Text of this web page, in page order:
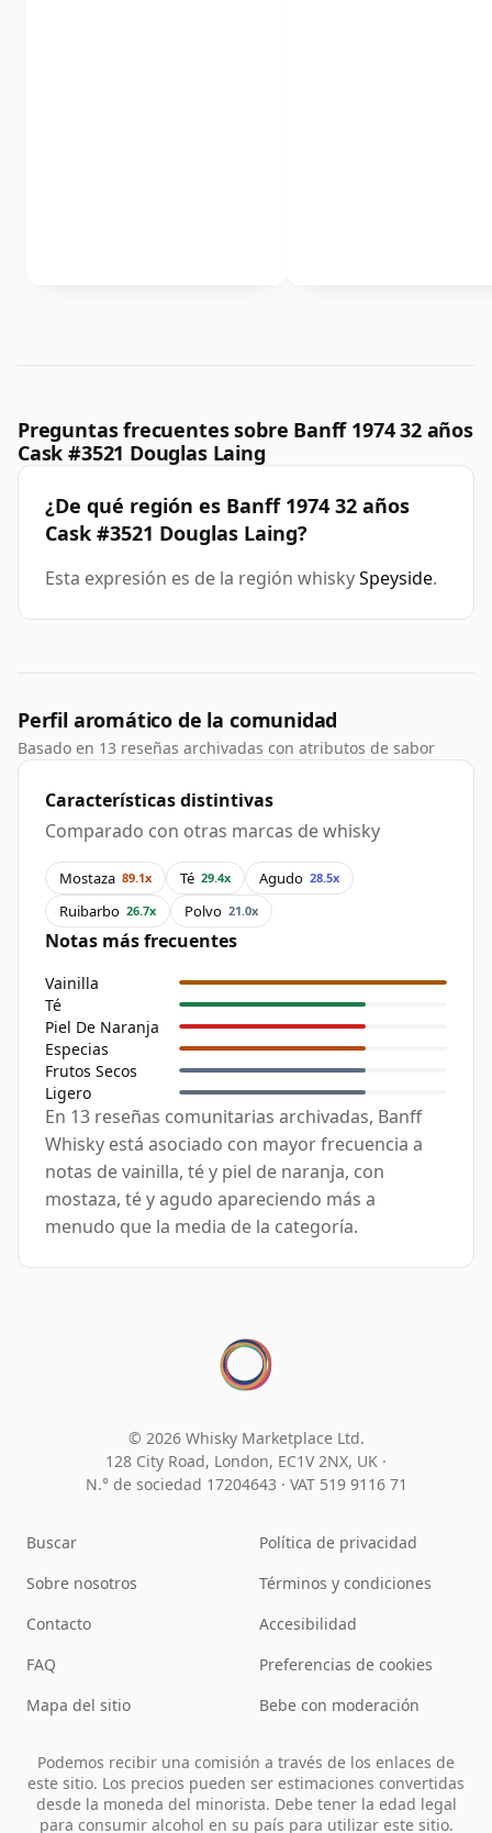
Preguntas frecuentes sobre Banff 1974 32 años
Cask #3521 Douglas Laing
¿De qué región es Banff 1974 32 años
Cask #3521 Douglas Laing?
Esta expresión es de la región whiskySpeyside.
Perfil aromático de la comunidad
Basado en 13 reseñas archivadas con atributos de sabor
Características distintivas
Comparado con otras marcas de whisky
Mostaza 89.1x Té 29.4x Agudo 28.5x
Ruibarbo 26.7x Polvo 21.0x
Notas más frecuentes
Vainilla
Té
Piel De Naranja
Especias
Frutos Secos
Ligero
En 13 reseñas comunitarias archivadas, Banff
Whisky está asociado con mayor frecuencia a
notas de vainilla, té y piel de naranja, con
mostaza, té y agudo apareciendo más a
menudo que la media de la categoría.
© 2026 Whisky Marketplace Ltd.
128 City Road, London, EC1V 2NX, UK ·
N.° de sociedad 17204643 · VAT 519 9116 71
Buscar
Sobre nosotros
Contacto
FAQ
Mapa del sitio
Política de privacidad
Términos y condiciones
Accesibilidad
Preferencias de cookies
Bebe con moderación
Podemos recibir una comisión a través de los enlaces de
este sitio. Los precios pueden ser estimaciones convertidas
desde la moneda del minorista. Debe tener la edad legal
para consumir alcohol en su país para utilizar este sitio.